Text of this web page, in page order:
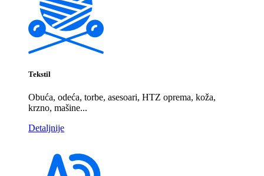
Tekstil
Obuća, odeća, torbe, asesoari, HTZ oprema, koža,
krzno, mašine...
Detaljnije